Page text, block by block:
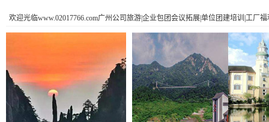
欢迎光临www.02017766.com广州公司旅游|企业包团会议拓展|单位团建培训|工厂